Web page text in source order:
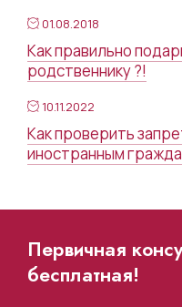
01.08.2018
Как правильно
родственнику ?!
10.11.2022
Как проверить
иностранным
Первичная
бесплатная!